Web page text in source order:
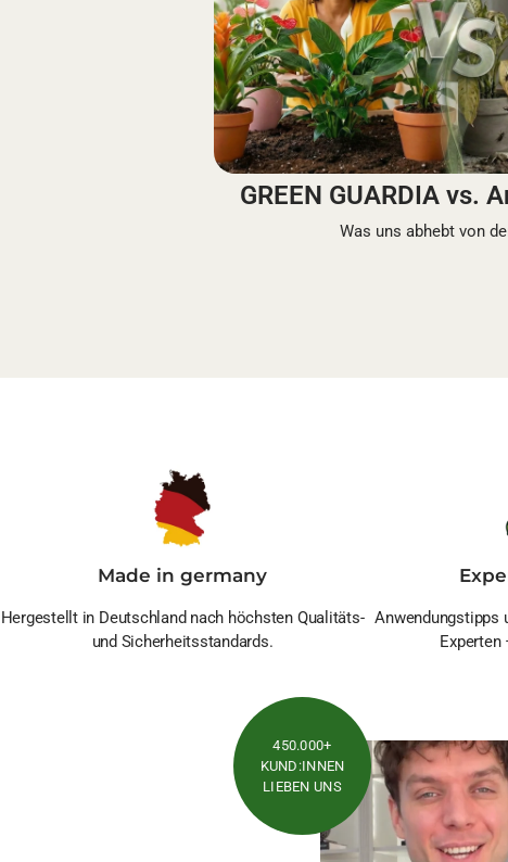
GREEN GUARDIA vs.
Was uns abhebt von
Made in germany
Hergestellt in Deutschland nach höchsten Qualitäts-
und Sicherheitsstandards.
Anwendungstipps
450.000+
KUND:INNEN
LIEBEN UNS